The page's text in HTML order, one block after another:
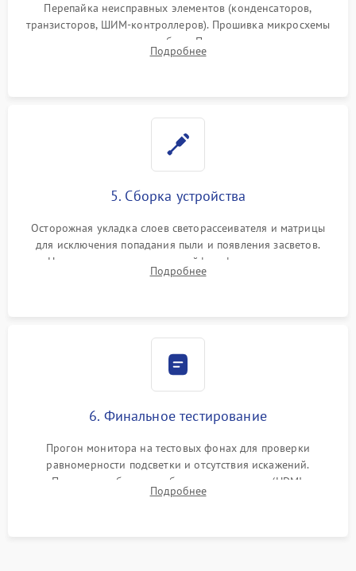
Перепайка неисправных элементов (конденсаторов,
транзисторов, ШИМ-контроллеров). Прошивка микросхемы
памяти при программных сбоях. При поломке подсветки —
разборка матрицы и замена выгоревших светодиодов.
Подробнее
5. Сборка устройства
Осторожная укладка слоев светорассеивателя и матрицы
для исключения попадания пыли и появления засветов.
Надежное подключение шлейфов, фиксация плат и
аккуратное защелкивание пластикового корпуса монитора.
Подробнее
6. Финальное тестирование
Прогон монитора на тестовых фонах для проверки
равномерности подсветки и отсутствия искажений.
Проверка работоспособности всех портов (HDMI,
DisplayPort, VGA) и кнопок управления под нагрузкой в
Подробнее